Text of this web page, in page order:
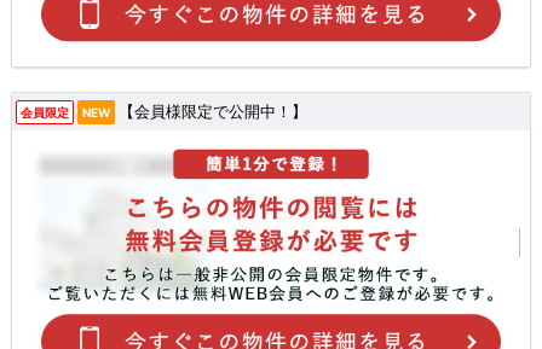
会員限定 NEW 【会員様限定で公開中！】